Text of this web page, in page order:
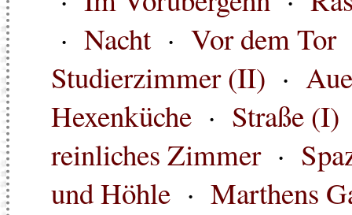
· Nacht · Vor dem Tor
Studierzimmer (II) ·
Hexenküche · Straße (I)
reinliches Zimmer·
und Höhle · Marthens